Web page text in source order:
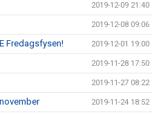
2019-12-09 21:40
2019-12-08 09:06
Fredagsfysen! 2019-12-01 19:00
2019-11-28 17:50
2019-11-27 08:22
2019-11-24 18:52